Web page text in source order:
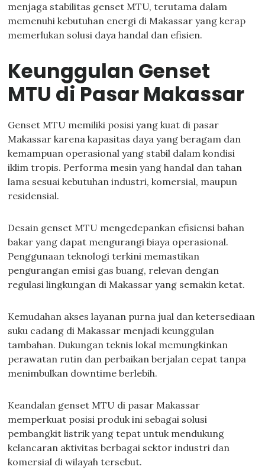
menjaga stabilitas genset MTU, terutama dalam
memenuhi kebutuhan energi di Makassar yang kerap
memerlukan solusi daya handal dan efisien.
Keunggulan Genset
MTU di Pasar Makassar
Genset MTU memiliki posisi yang kuat di pasar
Makassar karena kapasitas daya yang beragam dan
kemampuan operasional yang stabil dalam kondisi
iklim tropis. Performa mesin yang handal dan tahan
lama sesuai kebutuhan industri, komersial, maupun
residensial.
Desain genset MTU mengedepankan efisiensi bahan
bakar yang dapat mengurangi biaya operasional.
Penggunaan teknologi terkini memastikan
pengurangan emisi gas buang, relevan dengan
regulasi lingkungan di Makassar yang semakin ketat.
Kemudahan akses layanan purna jual dan ketersediaan
suku cadang di Makassar menjadi keunggulan
tambahan. Dukungan teknis lokal memungkinkan
perawatan rutin dan perbaikan berjalan cepat tanpa
menimbulkan downtime berlebih.
Keandalan genset MTU di pasar Makassar
memperkuat posisi produk ini sebagai solusi
pembangkit listrik yang tepat untuk mendukung
kelancaran aktivitas berbagai sektor industri dan
komersial di wilayah tersebut.